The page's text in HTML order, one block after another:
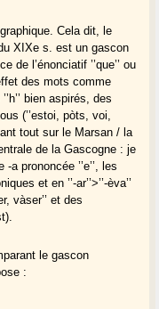
Cela dit, le
XIXe s. est un gascon
l’énonciatif ’’que’’ ou
des mots comme
bien aspirés, des
(’’estoi, pòts, voi,
tout sur le Marsan / la
de la Gascogne : je
prononcée ’’e’’, les
et en ’’-ar’’>’’-èva’’
vàser’’ et des
le gascon
: